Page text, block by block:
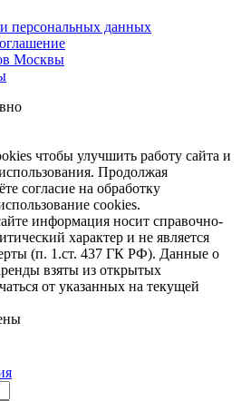
персональных данных
Москвы
чтобы улучшить работу сайта и
Продолжая
согласие на обработку
cookies.
информация носит справочно-
характер и не является
(п. 1.ст. 437 ГК РФ). Данные о
взяты из открытых
от указанных на текущей